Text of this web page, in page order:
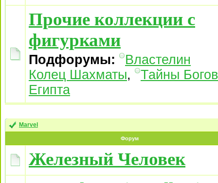
Прочие коллекции с
фигурками
Подфорумы:
Властелин
Колец Шахматы,
Тайны Богов
Египта
Marvel
Форум
Железный Человек